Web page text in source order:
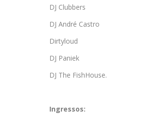
DJ Clubbers
DJ André Castro
Dirtyloud
DJ Paniek
DJ The FishHouse.
Ingressos: